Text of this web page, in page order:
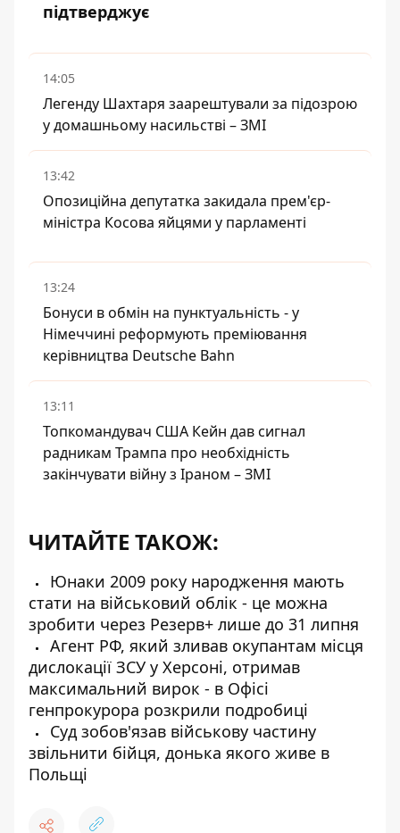
підтверджує
14:05
Легенду Шахтаря заарештували за підозрою
у домашньому насильстві – ЗМІ
13:42
Опозиційна депутатка закидала прем'єр-
міністра Косова яйцями у парламенті
13:24
Бонуси в обмін на пунктуальність - у
Німеччині реформують преміювання
керівництва Deutsche Bahn
13:11
Топкомандувач США Кейн дав сигнал
радникам Трампа про необхідність
закінчувати війну з Іраном – ЗМІ
ЧИТАЙТЕ ТАКОЖ:
Юнаки 2009 року народження мають
стати на військовий облік - це можна
зробити через Резерв+ лише до 31 липня
Агент РФ, який зливав окупантам місця
дислокації ЗСУ у Херсоні, отримав
максимальний вирок - в Офісі
генпрокурора розкрили подробиці
Суд зобов'язав військову частину
звільнити бійця, донька якого живе в
Польщі